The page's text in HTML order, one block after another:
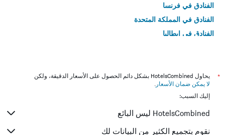
الفنادق في فرنسا
الفنادق في المملكة المتحدة
الفنادق في إيطاليا
*
يحاول HotelsCombined بشكل دائم الحصول على الأسعار الدقيقة، ولكن
لا يمكن ضمان الأسعار .
إليك السبب:
HotelsCombined ليس البائع
نقوم بتجميع الكثير من البيانات لك